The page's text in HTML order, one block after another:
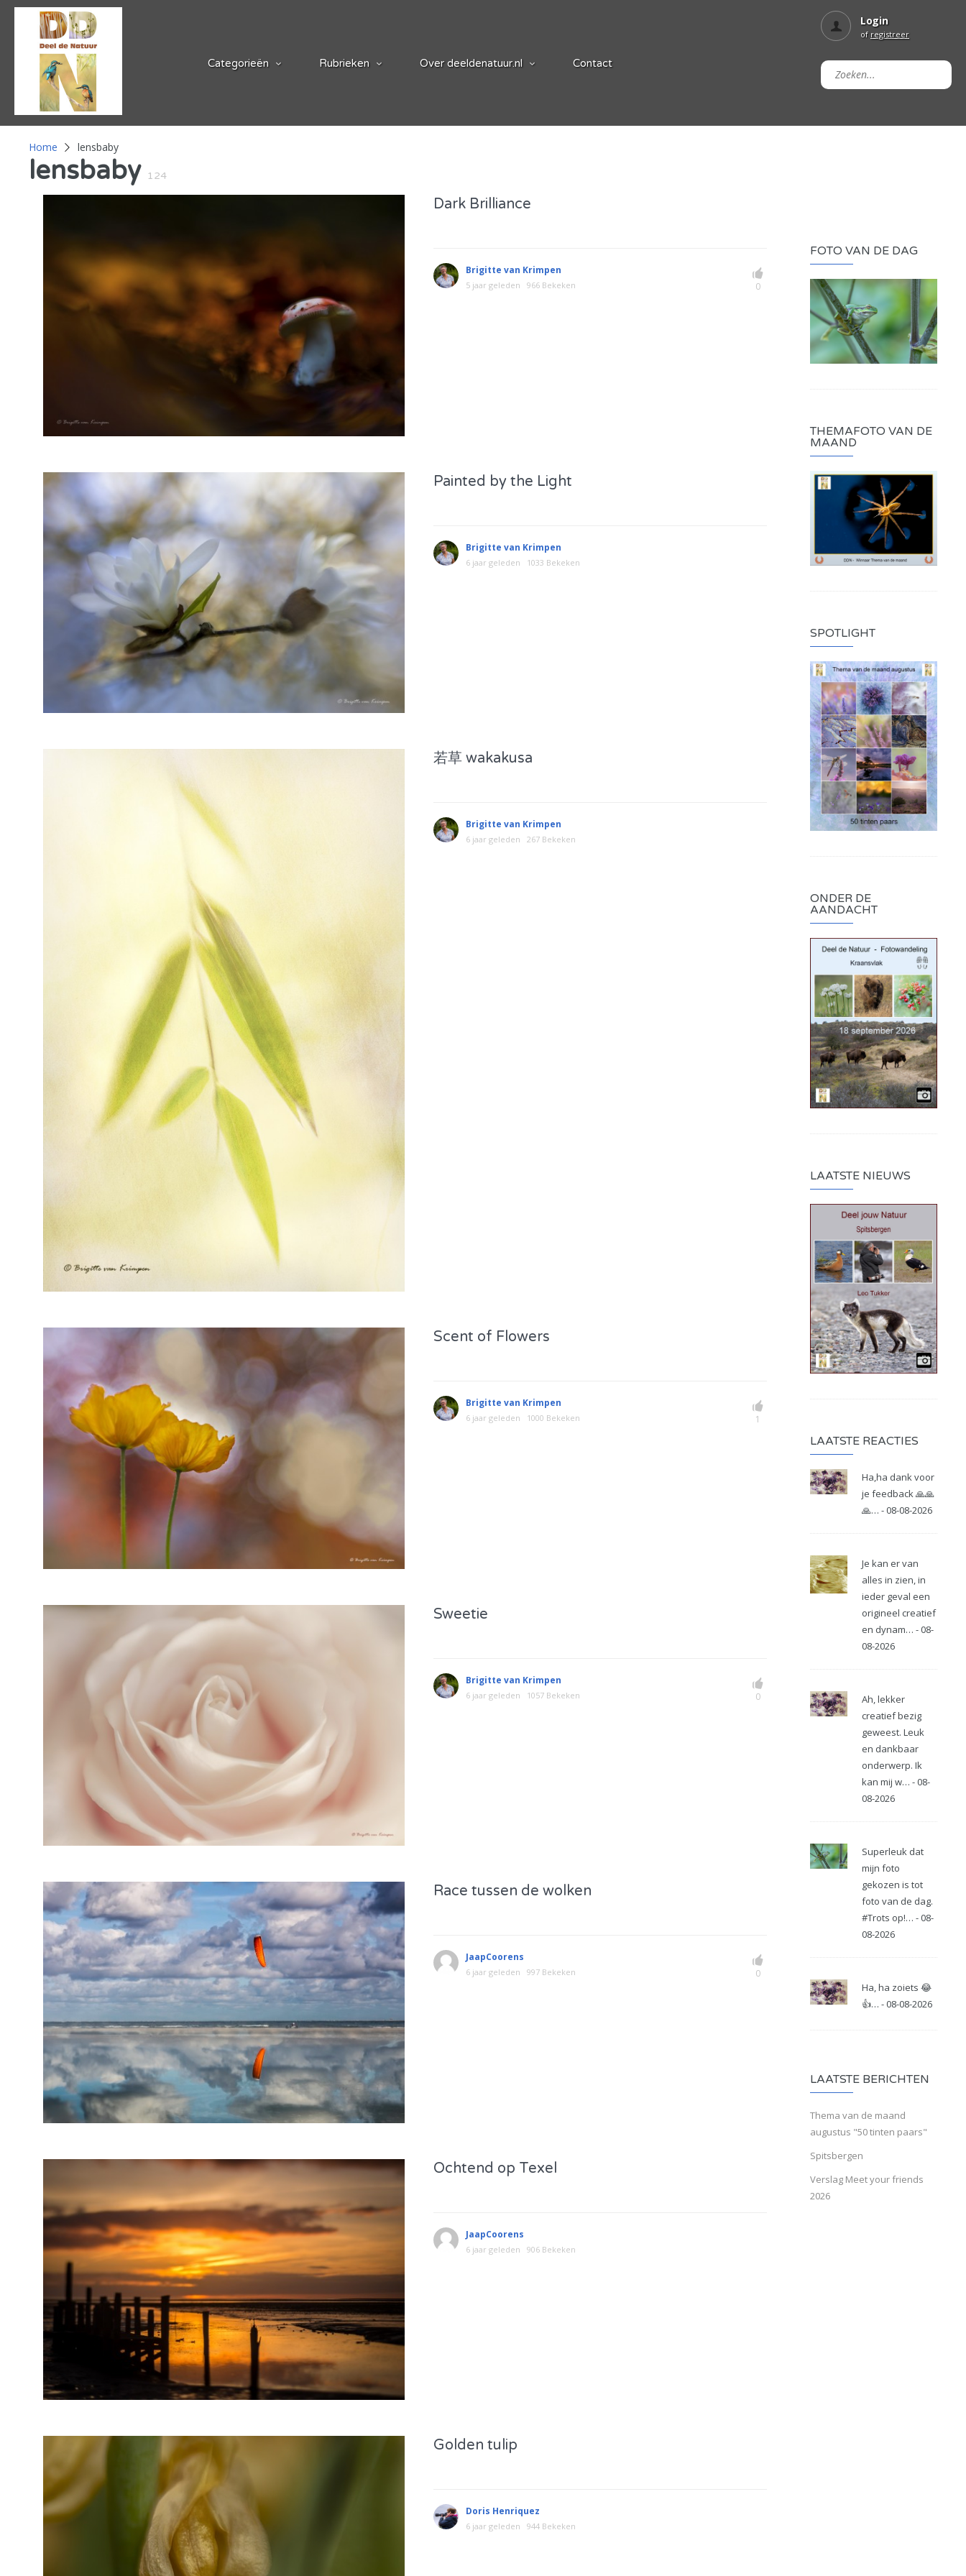
Categorieën Rubrieken Over deeldenatuur.nl Contact
Login
of registreer
Home lensbaby
lensbaby 124
Dark Brilliance
Brigitte van Krimpen
5 jaar geleden 966 Bekeken 0
Painted by the Light
Brigitte van Krimpen
6 jaar geleden 1033 Bekeken
若草 wakakusa
Brigitte van Krimpen
6 jaar geleden 267 Bekeken
Scent of Flowers
Brigitte van Krimpen
6 jaar geleden 1000 Bekeken 1
Sweetie
Brigitte van Krimpen
6 jaar geleden 1057 Bekeken 0
Race tussen de wolken
JaapCoorens
6 jaar geleden 997 Bekeken 0
Ochtend op Texel
JaapCoorens
6 jaar geleden 906 Bekeken
Golden tulip
Doris Henriquez
6 jaar geleden 944 Bekeken
FOTO VAN DE DAG
THEMAFOTO VAN DE
MAAND
SPOTLIGHT
ONDER DE
AANDACHT
LAATSTE NIEUWS
LAATSTE REACTIES
Ha,ha dank voor
je feedback 🙏🙏
🙏… - 08-08-2026
Je kan er van
alles in zien, in
ieder geval een
origineel creatief
en dynam… - 08-
08-2026
Ah, lekker
creatief bezig
geweest. Leuk
en dankbaar
onderwerp. Ik
kan mij w… - 08-
08-2026
Superleuk dat
mijn foto
gekozen is tot
foto van de dag.
#Trots op!… - 08-
08-2026
Ha, ha zoiets 😂
👍… - 08-08-2026
LAATSTE BERICHTEN
Thema van de maand
augustus "50 tinten paars"
Spitsbergen
Verslag Meet your friends
2026